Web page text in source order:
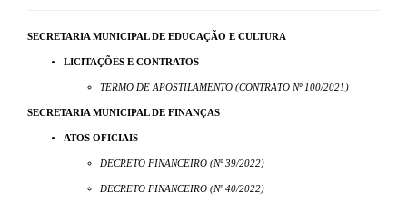
SECRETARIA MUNICIPAL DE EDUCAÇÃO E CULTURA
LICITAÇÕES E CONTRATOS
TERMO DE APOSTILAMENTO (CONTRATO Nº 100/2021)
SECRETARIA MUNICIPAL DE FINANÇAS
ATOS OFICIAIS
DECRETO FINANCEIRO (Nº 39/2022)
DECRETO FINANCEIRO (Nº 40/2022)